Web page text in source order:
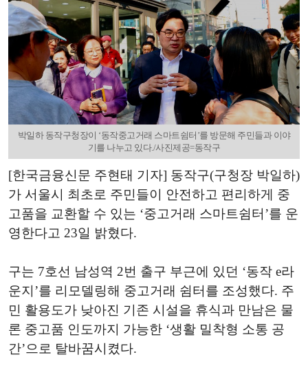
박일하 동작구청장이 ‘동작중고거래 스마트쉼터’를 방문해 주민들과 이야
기를 나누고 있다./사진제공=동작구
[한국금융신문 주현태 기자] 동작구(구청장 박일하)
가 서울시 최초로 주민들이 안전하고 편리하게 중
고품을 교환할 수 있는 ‘중고거래 스마트쉼터’를 운
영한다고 23일 밝혔다.
구는 7호선 남성역 2번 출구 부근에 있던 ‘동작 e라
운지’를 리모델링해 중고거래 쉼터를 조성했다. 주
민 활용도가 낮아진 기존 시설을 휴식과 만남은 물
론 중고품 인도까지 가능한 ‘생활 밀착형 소통 공
간’으로 탈바꿈시켰다.